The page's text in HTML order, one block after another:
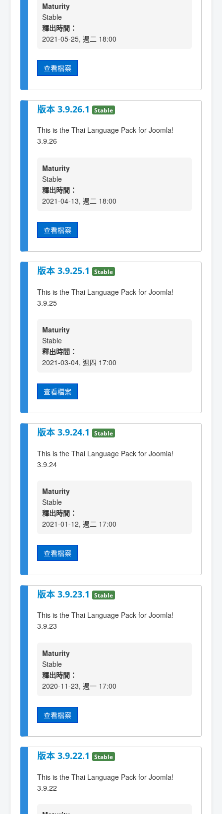
Maturity
Stable
釋出時間：
2021-05-25, 週二 18:00
查看檔案
版本 3.9.26.1 Stable
This is the Thai Language Pack for Joomla!
3.9.26
Maturity
Stable
釋出時間：
2021-04-13, 週二 18:00
查看檔案
版本 3.9.25.1 Stable
This is the Thai Language Pack for Joomla!
3.9.25
Maturity
Stable
釋出時間：
2021-03-04, 週四 17:00
查看檔案
版本 3.9.24.1 Stable
This is the Thai Language Pack for Joomla!
3.9.24
Maturity
Stable
釋出時間：
2021-01-12, 週二 17:00
查看檔案
版本 3.9.23.1 Stable
This is the Thai Language Pack for Joomla!
3.9.23
Maturity
Stable
釋出時間：
2020-11-23, 週一 17:00
查看檔案
版本 3.9.22.1 Stable
This is the Thai Language Pack for Joomla!
3.9.22